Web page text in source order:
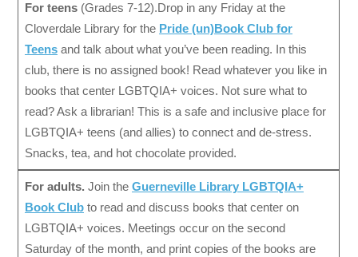
For teens (Grades 7-12).Drop in any Friday at the
Cloverdale Library for the Pride (un)Book Club for
Teens and talk about what you’ve been reading. In this
club, there is no assigned book! Read whatever you like in
books that center LGBTQIA+ voices. Not sure what to
read? Ask a librarian! This is a safe and inclusive place for
LGBTQIA+ teens (and allies) to connect and de-stress.
Snacks, tea, and hot chocolate provided.
For adults. Join the Guerneville Library LGBTQIA+
Book Club to read and discuss books that center on
LGBTQIA+ voices. Meetings occur on the second
Saturday of the month, and print copies of the books are